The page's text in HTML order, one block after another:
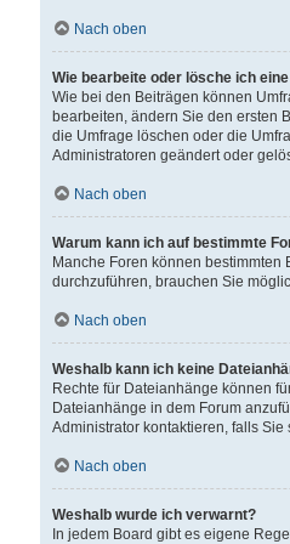
Nach oben
Wie bearbeite oder lösche ich
Wie bei den Beiträgen können
bearbeiten, ändern Sie den ersten
die Umfrage löschen oder die
Administratoren geändert oder
Nach oben
Warum kann ich auf bestimmte
Manche Foren können
durchzuführen, brauchen Sie
Nach oben
Weshalb kann ich keine
Rechte für Dateianhänge können
Dateianhänge in dem Forum
Administrator kontaktieren, falls
Nach oben
Weshalb wurde ich verwarnt?
In jedem Board gibt es eigene